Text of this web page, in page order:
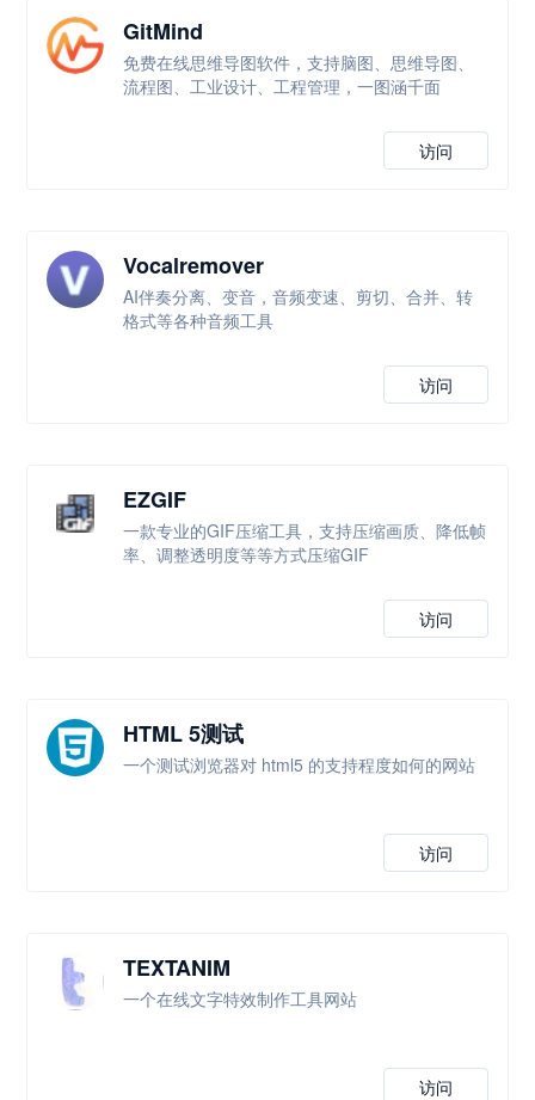
GitMind
免费在线思维导图软件，支持脑图、思维导图、
流程图、工业设计、工程管理，一图涵千面
访问
Vocalremover
AI伴奏分离、变音，音频变速、剪切、合并、转
格式等各种音频工具
访问
EZGIF
一款专业的GIF压缩工具，支持压缩画质、降低帧
率、调整透明度等等方式压缩GIF
访问
HTML 5测试
一个测试浏览器对 html5 的支持程度如何的网站
访问
TEXTANIM
一个在线文字特效制作工具网站
访问